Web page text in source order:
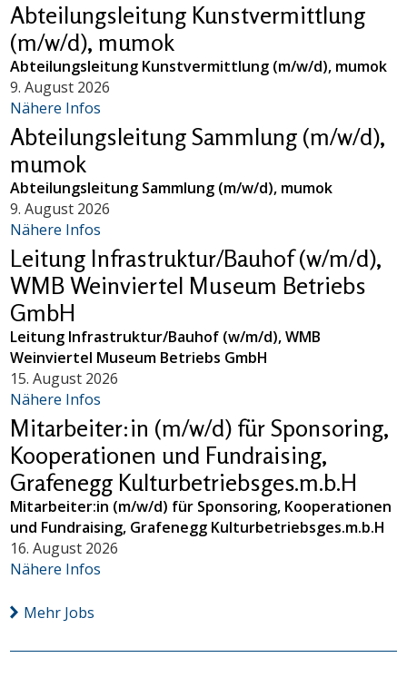
Abteilungsleitung Kunstvermittlung
(m/w/d), mumok
Abteilungsleitung Kunstvermittlung (m/w/d), mumok
9. August 2026
Nähere Infos
Abteilungsleitung Sammlung (m/w/d),
mumok
Abteilungsleitung Sammlung (m/w/d), mumok
9. August 2026
Nähere Infos
Leitung Infrastruktur/Bauhof (w/m/d),
WMB Weinviertel Museum Betriebs
GmbH
Leitung Infrastruktur/Bauhof (w/m/d), WMB
Weinviertel Museum Betriebs GmbH
15. August 2026
Nähere Infos
Mitarbeiter:in (m/w/d) für Sponsoring,
Kooperationen und Fundraising,
Grafenegg Kulturbetriebsges.m.b.H
Mitarbeiter:in (m/w/d) für Sponsoring, Kooperationen
und Fundraising, Grafenegg Kulturbetriebsges.m.b.H
16. August 2026
Nähere Infos
Mehr Jobs